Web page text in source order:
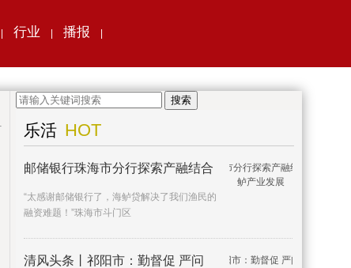
行业 播报
搜索
乐活 HOT
邮储银行珠海市分行探索产融结合
“太感谢邮储银行了，海鲈贷解决了我们渔民的
融资难题！”珠海市斗门区
清风头条丨祁阳市：勤督促 严问